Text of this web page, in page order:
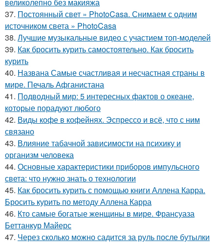
37. Постоянный свет » PhotoCasa. Снимаем с одним
источником света » PhotoCasa
38. Лучшие музыкальные видео с участием топ-моделей
39. Как бросить курить самостоятельно. Как бросить
курить
40. Названа Самые счастливая и несчастная страны в
мире. Печаль Афганистана
41. Подводный мир: 5 интересных фактов о океане,
которые порадуют любого
42. Виды кофе в кофейнях. Эспрессо и всё, что с ним
связано
43. Влияние табачной зависимости на психику и
организм человека
44. Основные характеристики приборов импульсного
света: что нужно знать о технологии
45. Как бросить курить с помощью книги Аллена Карра.
Бросить курить по методу Аллена Карра
46. Кто самые богатые женщины в мире. Франсуаза
Беттанкур Майерс
47. Через сколько можно садится за руль после бутылки